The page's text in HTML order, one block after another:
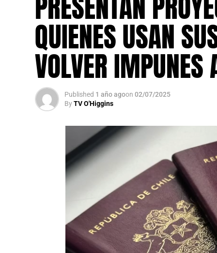
QUIENES USAN
VOLVER IMPUNES
Published 1 año agoon 02/07/2025
ByTV O'Higgins